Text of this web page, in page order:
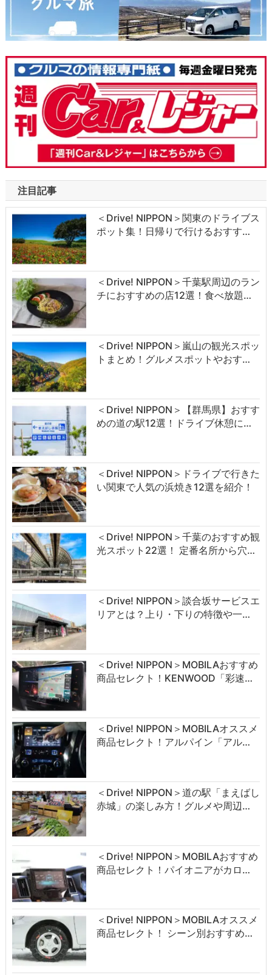
注目記事
＜Drive! NIPPON＞関東のドライブス
ポット集！日帰りで行けるおすす…
＜Drive! NIPPON＞千葉駅周辺のラン
チにおすすめの店12選！食べ放題…
＜Drive! NIPPON＞嵐山の観光スポッ
トまとめ！グルメスポットやおす…
＜Drive! NIPPON＞【群馬県】おすす
めの道の駅12選！ドライブ休憩に…
＜Drive! NIPPON＞ドライブで行きた
い関東で人気の浜焼き12選を紹介！
＜Drive! NIPPON＞千葉のおすすめ観
光スポット22選！ 定番名所から穴…
＜Drive! NIPPON＞談合坂サービスエ
リアとは？上り・下りの特徴や一…
＜Drive! NIPPON＞MOBILAおすすめ
商品セレクト！KENWOOD「彩速…
＜Drive! NIPPON＞MOBILAオススメ
商品セレクト！アルパイン「アル…
＜Drive! NIPPON＞道の駅「まえばし
赤城」の楽しみ方！グルメや周辺…
＜Drive! NIPPON＞MOBILAおすすめ
商品セレクト！パイオニアがカロ…
＜Drive! NIPPON＞MOBILAオススメ
商品セレクト！ シーン別おすすめ…